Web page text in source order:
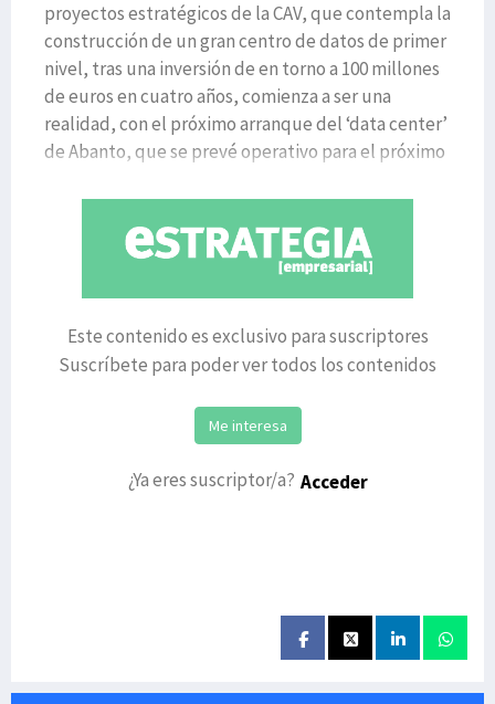
proyectos estratégicos de la CAV, que contempla la
construcción de un gran centro de datos de primer
nivel, tras una inversión de en torno a 100 millones
de euros en cuatro años, comienza a ser una
realidad, con el próximo arranque del ‘data center’
de Abanto, que se prevé operativo para el próximo
Este contenido es exclusivo para suscriptores
Suscríbete para poder ver todos los contenidos
Me interesa
¿Ya eres suscriptor/a? Acceder